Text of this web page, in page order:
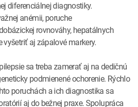
diferenciálnej diagnostiky.
anémii, poruche
rovnováhy, hepatálnych
aj zápalové markery.
sa treba zamerať aj na dedičnú
podmienené ochorenie. Rýchlo
poruchách a ich diagnostika sa
aj do bežnej praxe. Spolupráca